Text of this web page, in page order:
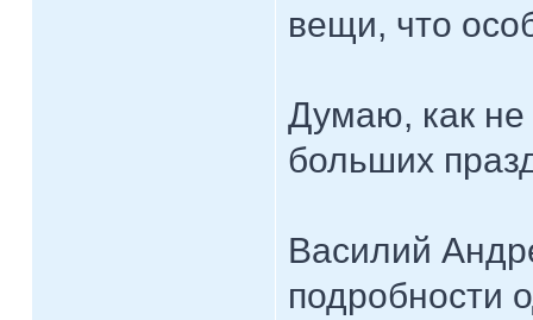
вещи, что
Думаю, как не
больших
Василий
подробности